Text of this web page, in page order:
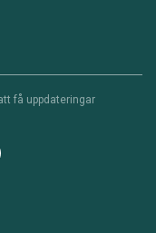
få uppdateringar